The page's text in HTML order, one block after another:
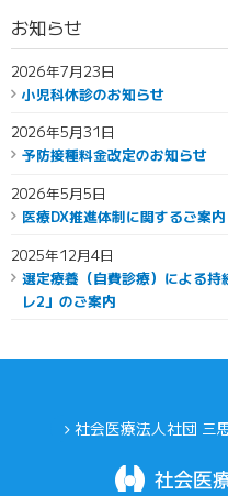
お知らせ
2026年7月23日
小児科休診のお知らせ
2026年5月31日
予防接種料金改定のお知らせ
2026年5月5日
医療DX推進体制に関するご案内
2025年12月4日
選定療養（自費診療）による
レ2」のご案内
社会医療法人社団 三